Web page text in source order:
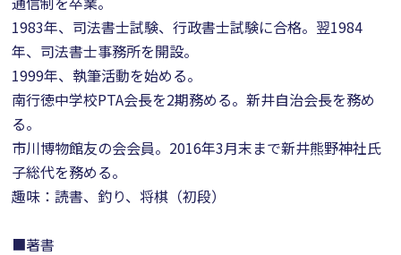
1983年、司法書士試験、行政書士試験に合格。翌1984
年、司法書士事務所を開設。
1999年、執筆活動を始める。
南行徳中学校PTA会長を2期務める。新井自治会長を務め
る。
市川博物館友の会会員。2016年3月末まで新井熊野神社氏
子総代を務める。
趣味：読書、釣り、将棋（初段）
■著書